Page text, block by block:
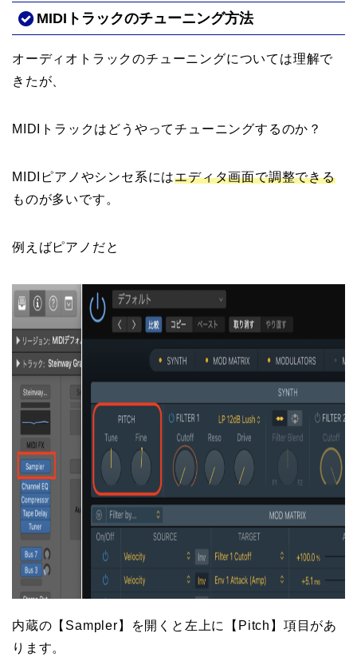
MIDIトラックのチューニング方法
オーディオトラックのチューニングについては理解で
きたが、
MIDIトラックはどうやってチューニングするのか？
MIDIピアノやシンセ系にはエディタ画面で調整できる
ものが多いです。
例えばピアノだと
内蔵の【Sampler】を開くと左上に【Pitch】項目があ
ります。